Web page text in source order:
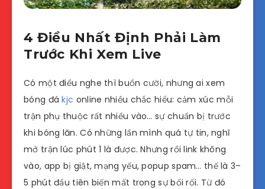
4 Điều Nhất Định Phải Làm
Trước Khi Xem Live
Có một điều nghe thì buồn cười, nhưng ai xem
bóng đákjc online nhiều chắc hiểu: cảm xúc mỗi
trận phụ thuộc rất nhiều vào… sự chuẩn bị trước
khi bóng lăn. Có những lần mình quá tự tin, nghĩ
mở trận lúc phút 1 là được. Nhưng rồi link không
vào, app bị giật, mạng yếu, popup spam… thế là 3–
5 phút đầu tiên biến mất trong sự bối rối. Từ đó